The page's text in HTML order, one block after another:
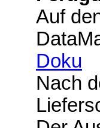
Auf
Doku
Nach